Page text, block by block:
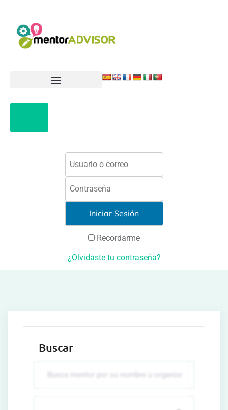
Recordarme
¿Olvidaste tu contraseña?
Buscar